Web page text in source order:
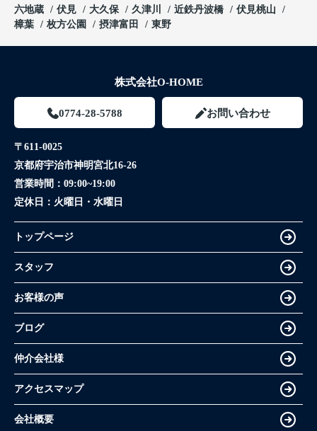
六地蔵
伏見 大久保 久津川 近鉄丹波橋
伏見桃山
樟葉
枚方公園 摂津富田 東野
株式会社O-HOME
0774-28-5788 お問い合わせ
〒611-0025
京都府宇治市神明宮北16-26
営業時間： 09:00~19:00
定休日： 火曜日・水曜日
トップページ
スタッフ
お客様の声
ブログ
仲介会社様
アクセスマップ
会社概要